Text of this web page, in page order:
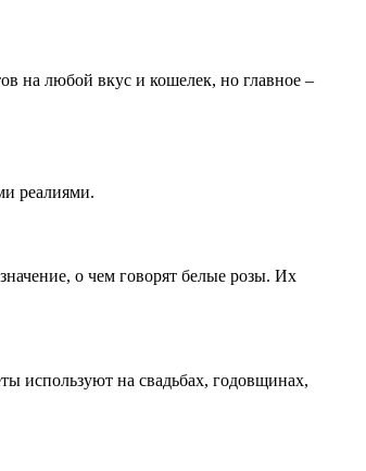
на любой вкус и кошелек, но главное –
реалиями.
о чем говорят белые розы. Их
используют на свадьбах, годовщинах,